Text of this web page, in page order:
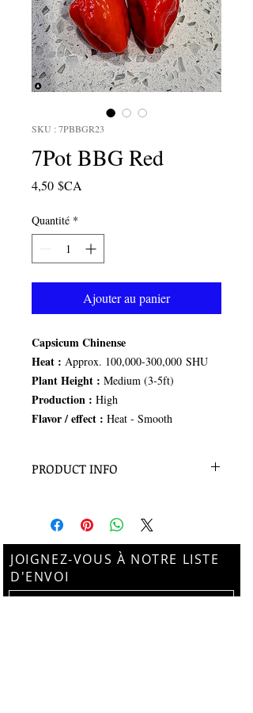
SKU : 7PBBGR23
7Pot BBG Red
4,50 $CA
Quantité *
Ajouter au panier
Capsicum Chinense
Heat : Approx. 100,000-300,000 SHU
Plant Height : Medium (3-5ft)
Production : High
Flavor / effect : Heat - Smooth
PRODUCT INFO
JOIGNEZ-VOUS À NOTRE LISTE
D'ENVOI